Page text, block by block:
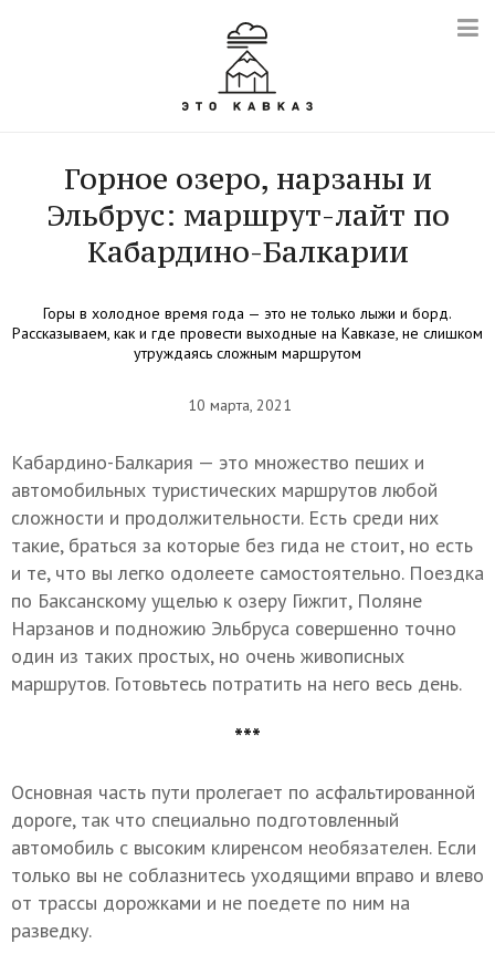
Горное озеро, нарзаны и
Эльбрус: маршрут-лайт по
Кабардино-Балкарии
Горы в холодное время года — это не только лыжи и борд.
Рассказываем, как и где провести выходные на Кавказе, не слишком
утруждаясь сложным маршрутом
10 марта, 2021
Кабардино-Балкария — это множество пеших и
автомобильных туристических маршрутов любой
сложности и продолжительности. Есть среди них
такие, браться за которые без гида не стоит, но есть
и те, что вы легко одолеете самостоятельно. Поездка
по Баксанскому ущелью к озеру Гижгит, Поляне
Нарзанов и подножию Эльбруса совершенно точно
один из таких простых, но очень живописных
маршрутов. Готовьтесь потратить на него весь день.
***
Основная часть пути пролегает по асфальтированной
дороге, так что специально подготовленный
автомобиль с высоким клиренсом необязателен. Если
только вы не соблазнитесь уходящими вправо и влево
от трассы дорожками и не поедете по ним на
разведку.